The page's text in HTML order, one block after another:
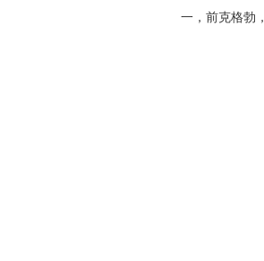
一，前克格勃